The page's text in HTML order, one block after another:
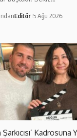
Editör 5 Ağu 2026
Kadrosuna